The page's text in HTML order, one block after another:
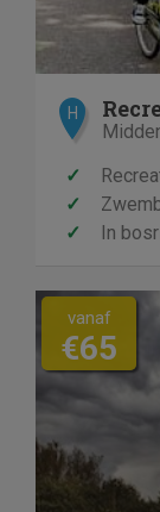
H
✓
✓
✓
In
vanaf
€65